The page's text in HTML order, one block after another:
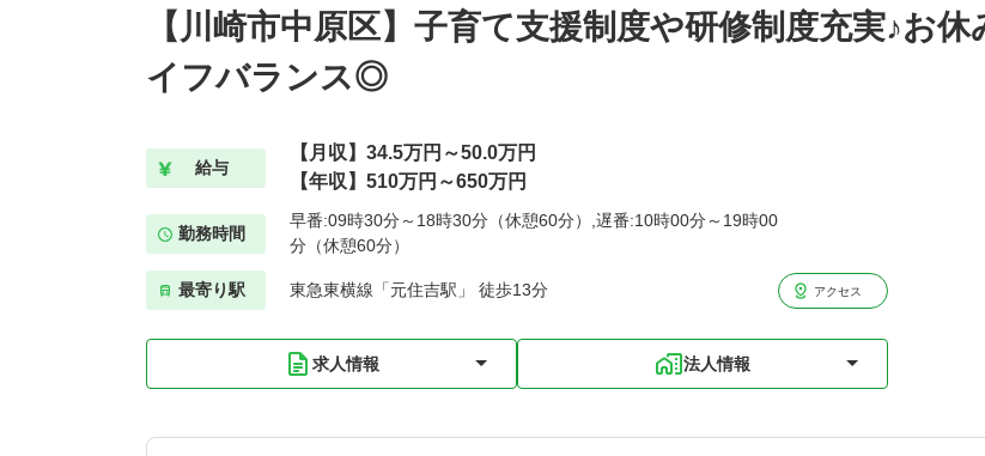
【川崎市中原区】子育て支援制度や研修制度充実♪お
イフバランス◎
給与
【月収】34.5万円～50.0万円
【年収】510万円～650万円
勤務時間
早番:09時30分～18時30分（休憩60分）,遅番:10時00分～19時00
分（休憩60分）
最寄り駅 東急東横線「元住吉駅」 徒歩13分 アクセス
求人情報 法人情報